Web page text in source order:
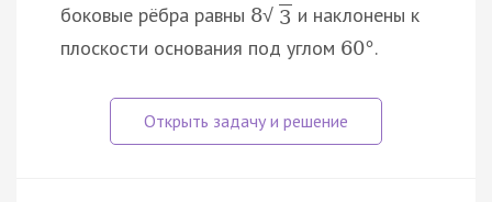
боковые рёбра равны 8√ 3 и наклонены к
плоскости основания под углом 60°.